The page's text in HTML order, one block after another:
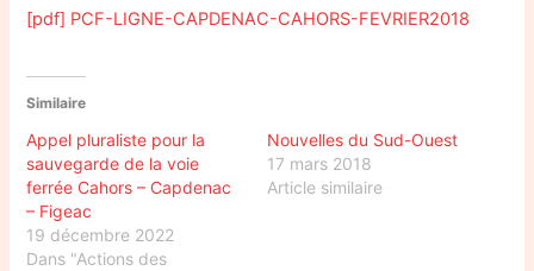
[pdf] PCF-LIGNE-CAPDENAC-CAHORS-FEVRIER2018
Similaire
Appel pluraliste pour la
sauvegarde de la voie
ferrée Cahors – Capdenac
– Figeac
19 décembre 2022
Dans "Actions des
Nouvelles du Sud-Ouest
17 mars 2018
Article similaire